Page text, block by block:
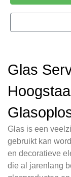
Glas
Glas is een
gebruikt kan
en decoratieve
die al jarenlang